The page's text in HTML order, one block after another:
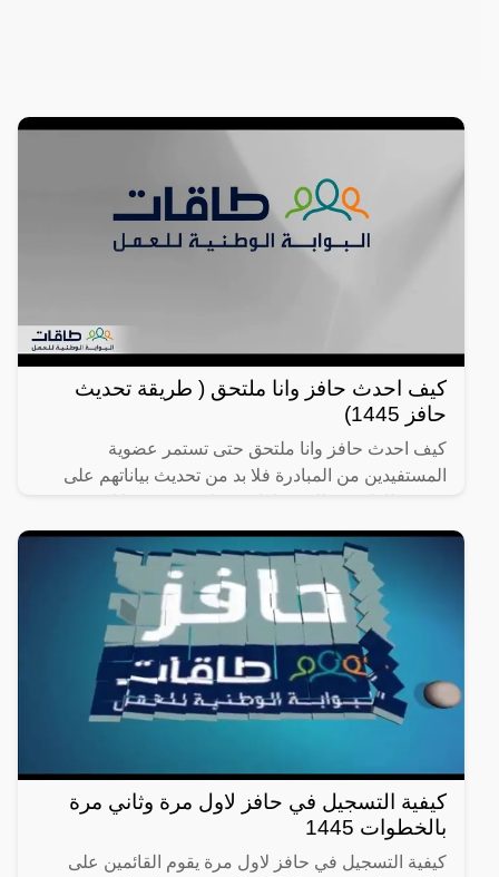
كيف احدث حافز وانا ملتحق ( طريقة تحديث
حافز 1445)
كيف احدث حافز وانا ملتحق حتى تستمر عضوية
المستفيدين من المبادرة فلا بد من تحديث بياناتهم على
السطور التالية على .
كيفية التسجيل في حافز لاول مرة وثاني مرة
بالخطوات 1445
كيفية التسجيل في حافز لاول مرة يقوم القائمين على